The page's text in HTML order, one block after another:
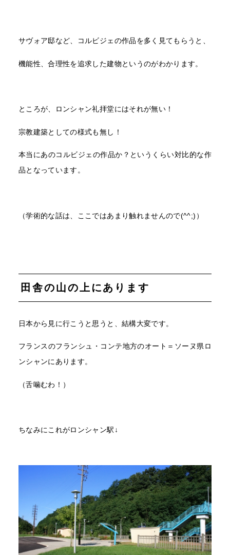
サヴォア邸など、コルビジェの作品を多く見てもらうと、
機能性、合理性を追求した建物というのがわかります。
ところが、ロンシャン礼拝堂にはそれが無い！
宗教建築としての様式も無し！
本当にあのコルビジェの作品か？というくらい対比的な作
品となっています。
（学術的な話は、ここではあまり触れませんので(^^;)）
田舎の山の上にあります
日本から見に行こうと思うと、結構大変です。
フランスのフランシュ・コンテ地方のオート＝ソーヌ県ロ
ンシャンにあります。
（舌噛むわ！）
ちなみにこれがロンシャン駅↓